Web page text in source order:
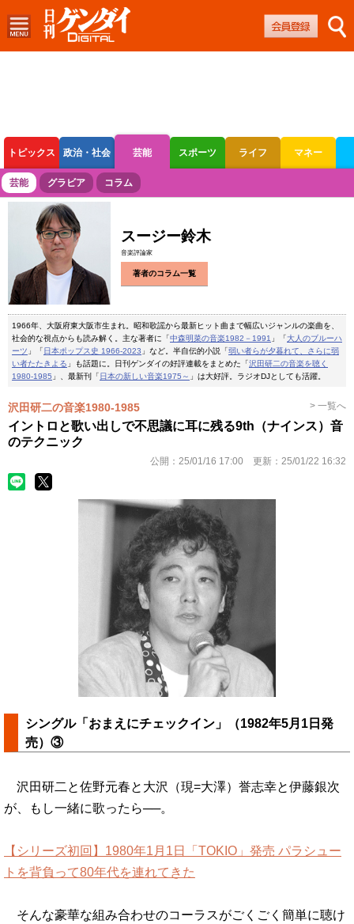
トピックス 政治・社会 芸能 スポーツ ライフ マネー
ボートレース 競輪 オートレース
芸能 グラビア コラム
スージー鈴木
音楽評論家
著者のコラム一覧
1966年、大阪府東大阪市生まれ。昭和歌謡から最新ヒット曲まで幅広いジャンルの楽曲を、
社会的な視点からも読み解く。主な著者に「中森明菜の音楽1982－1991 」「大人のブルーハ
ーツ 」「日本ポップス史 1966-2023 」など。半自伝的小説「弱い者らが夕暮れて、さらに弱
い者たたきよる 」も話題に。日刊ゲンダイの好評連載をまとめた「沢田研二の音楽を聴く
1980-1985 」、最新刊「日本の新しい音楽1975～ 」は大好評。ラジオDJとしても活躍。
沢田研二の音楽1980-1985 > 一覧へ
イントロと歌い出しで不思議に耳に残る9th（ナインス）音
のテクニック
公開： 25/01/16 17:00 更新： 25/01/22 16:32
シングル「おまえにチェックイン」（1982年5月1日発
売）③
沢田研二と佐野元春と大沢（現=大澤）誉志幸と伊藤銀次
が、もし一緒に歌ったら──。
【シリーズ初回】1980年1月1日「TOKIO」発売 パラシュー
トを背負って80年代を連れてきた
そんな豪華な組み合わせのコーラスがごくごく簡単に聴け